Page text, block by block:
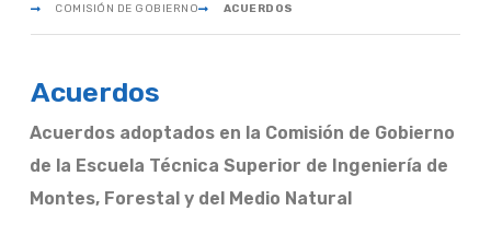
COMISIÓN DE GOBIERNO
ACUERDOS
Acuerdos
Acuerdos adoptados en la Comisión de Gobierno
de la Escuela Técnica Superior de Ingeniería de
Montes, Forestal y del Medio Natural